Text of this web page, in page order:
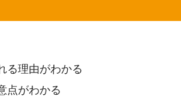
る理由がわかる
点がわかる